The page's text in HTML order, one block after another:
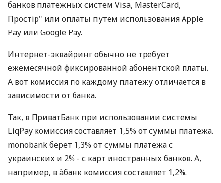
банков платежных систем Visa, MasterCard,
Простір" или оплаты путем использования Apple
Pay или Google Pay.
Интернет-эквайринг обычно не требует
ежемесячной фиксированной абонентской платы.
А вот комиссия по каждому платежу отличается в
зависимости от банка.
Так, в ПриватБанк при использовании системы
LiqPay комиссия составляет 1,5% от суммы платежа.
monobank берет 1,3% от суммы платежа с
украинских и 2% - с карт иностранных банков. А,
например, в àбанк комиссия составляет 1,2%.